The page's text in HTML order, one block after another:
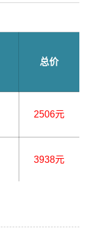
总价
2506元
3938元